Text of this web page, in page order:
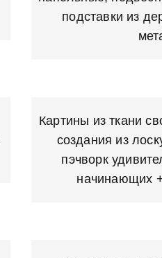
подставки из
Картины из ткани
создания из
пэчворк
начинающих